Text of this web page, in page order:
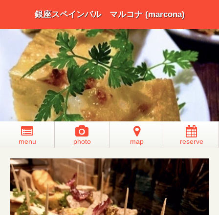
銀座スペインバル マルコナ (marcona)
menu photo map reserve